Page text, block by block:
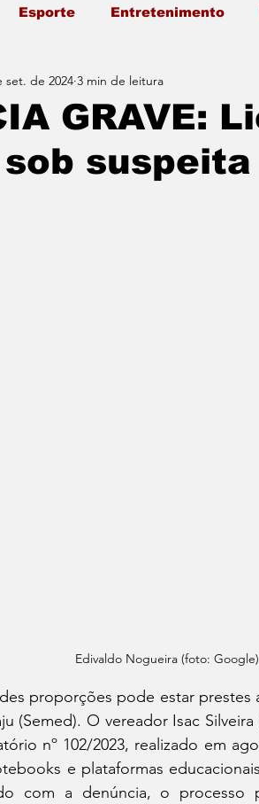
Esporte Entretenimento
GRAVE:
suspeita
set. de 2024 3 min de leitura
Edivaldo Nogueira (foto: Google)
proporções pode estar prestes
(Semed). O vereador Isac
nº 102/2023, realizado em
e plataformas
com a denúncia, o processo